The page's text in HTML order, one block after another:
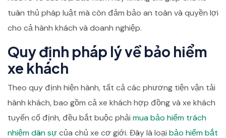
tuân thủ pháp luật mà còn đảm bảo an toàn và quyền lợi
cho cả hành khách và doanh nghiệp.
Quy định pháp lý về bảo hiểm
xe khách
Theo quy định hiện hành, tất cả các phương tiện vận tải
hành khách, bao gồm cả xe khách hợp đồng và xe khách
tuyến cố định, đều bắt buộc phải mua bảo hiểm trách
nhiệm dân sựcủa chủ xe cơ giới. Đây là loại bảo hiểm bắt